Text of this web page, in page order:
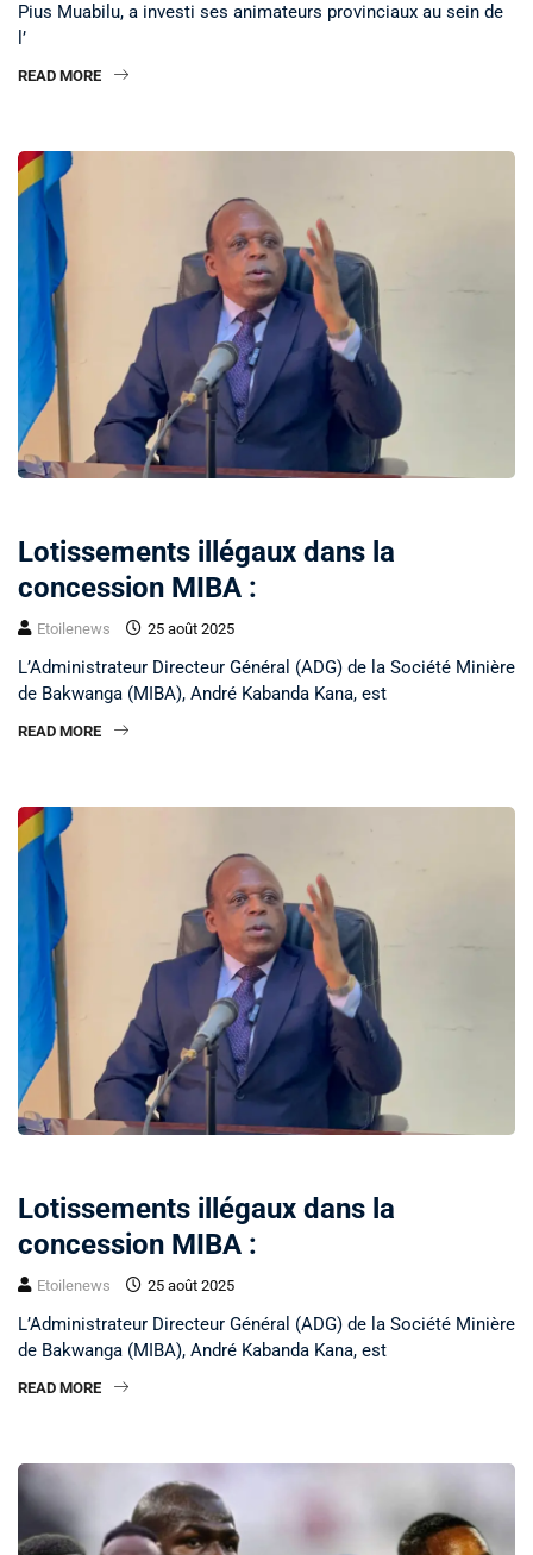
Pius Muabilu, a investi ses animateurs provinciaux au sein de
l’
READ MORE
Lotissements illégaux dans la
concession MIBA :
Etoilenews 25 août 2025
L’Administrateur Directeur Général (ADG) de la Société Minière
de Bakwanga (MIBA), André Kabanda Kana, est
READ MORE
Lotissements illégaux dans la
concession MIBA :
Etoilenews 25 août 2025
L’Administrateur Directeur Général (ADG) de la Société Minière
de Bakwanga (MIBA), André Kabanda Kana, est
READ MORE